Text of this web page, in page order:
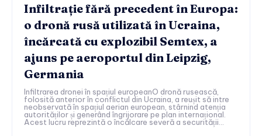
Infiltrație fără precedent în Europa:
o dronă rusă utilizată în Ucraina,
încărcată cu explozibil Semtex, a
ajuns pe aeroportul din Leipzig,
Germania
Infiltrarea dronei în spațiul europeanO dronă rusească,
folosită anterior în conflictul din Ucraina, a reușit să intre
neobservată în spațiul aerian european, stârnind atenția
autorităților și generând îngrijorare pe plan internațional.
Acest lucru reprezintă o încălcare severă a securității...